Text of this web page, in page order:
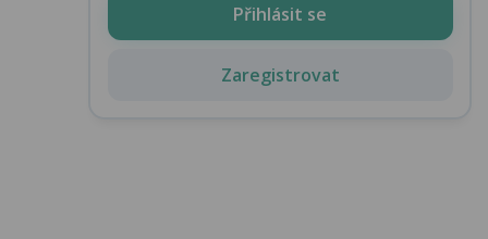
Přihlásit se
Zaregistrovat